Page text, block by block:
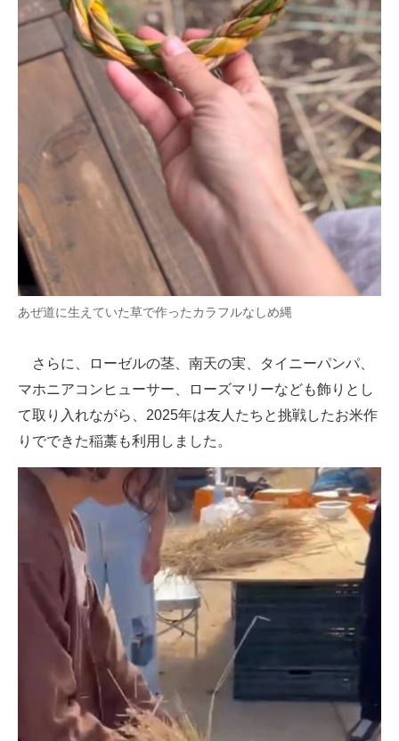
あぜ道に生えていた草で作ったカラフルなしめ縄
さらに、ローゼルの茎、南天の実、タイニーパンパ、
マホニアコンヒューサー、ローズマリーなども飾りとし
て取り入れながら、2025年は友人たちと挑戦したお米作
りでできた稲藁も利用しました。